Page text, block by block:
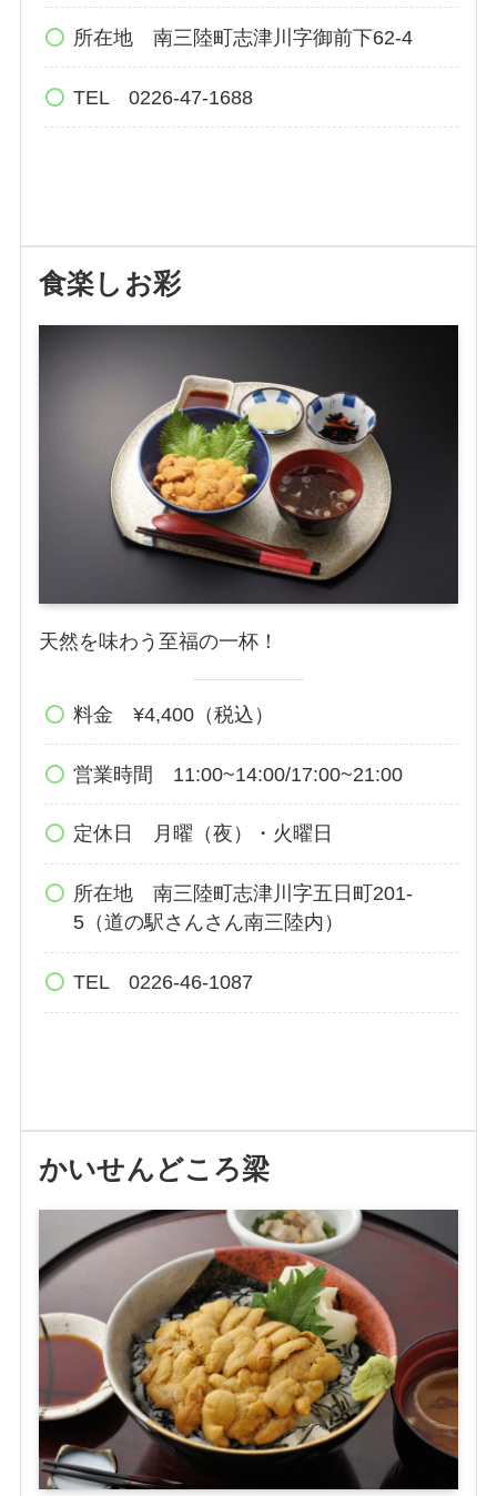
所在地 南三陸町志津川字御前下62-4
TEL 0226-47-1688
食楽しお彩
天然を味わう至福の一杯！
料金 ¥4,400（税込）
営業時間 11:00~14:00/17:00~21:00
定休日 月曜（夜）・火曜日
所在地 南三陸町志津川字五日町201-
5（道の駅さんさん南三陸内）
TEL 0226-46-1087
かいせんどころ梁